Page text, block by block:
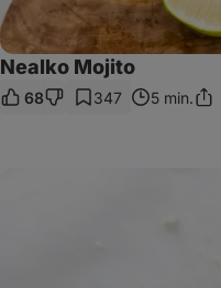
Nealko Mojito
68 347 5 min.